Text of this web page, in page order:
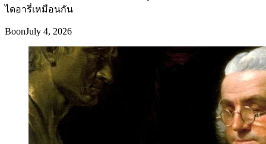
ไดอารี่เหมือนกัน
BoonJuly 4, 2026